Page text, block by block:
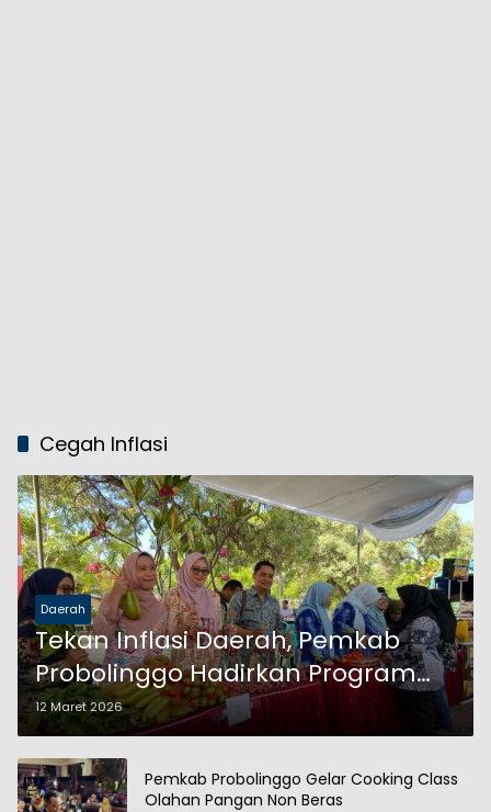
Cegah Inflasi
Daerah
Tekan Inflasi Daerah, Pemkab
Probolinggo Hadirkan Program
PROTEKSI untuk Warga
12 Maret 2026
Pemkab Probolinggo Gelar Cooking Class
Olahan Pangan Non Beras